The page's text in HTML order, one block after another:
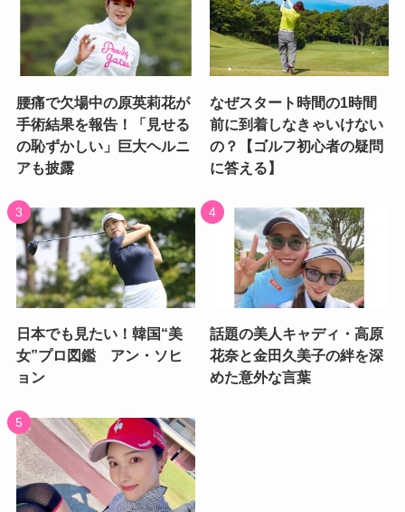
腰痛で欠場中の原英莉花が
手術結果を報告！「見せる
の恥ずかしい」巨大ヘルニ
アも披露
なぜスタート時間の1時間
前に到着しなきゃいけない
の？【ゴルフ初心者の疑問
に答える】
日本でも見たい！韓国“美
女”プロ図鑑 アン・ソヒ
ョン
話題の美人キャディ・高原
花奈と金田久美子の絆を深
めた意外な言葉